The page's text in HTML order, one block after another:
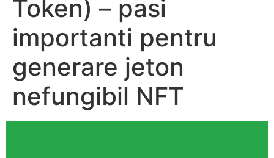
Token) – pasi
importanti pentru
generare jeton
nefungibil NFT